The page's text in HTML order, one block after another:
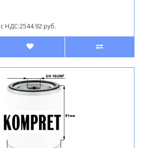
с НДС:2544.92 руб.